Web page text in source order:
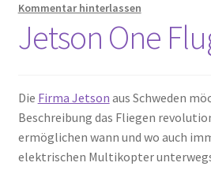
Kommentar hinterlassen
Jetson One
Die Firma Jetson aus Schweden
Beschreibung das Fliegen
ermöglichen wann und wo auch
elektrischen Multikopter